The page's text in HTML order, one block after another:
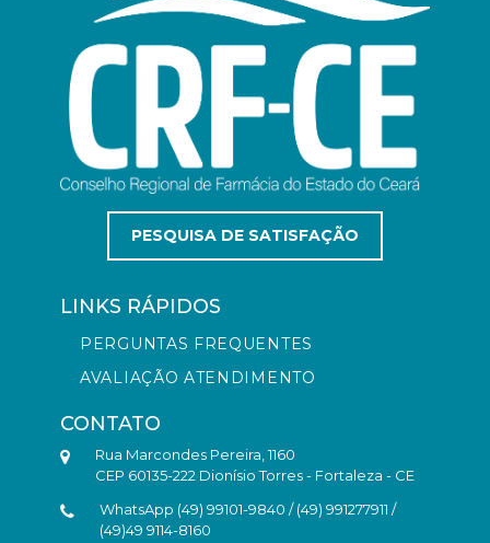
PESQUISA DE SATISFAÇÃO
LINKS RÁPIDOS
PERGUNTAS FREQUENTES
AVALIAÇÃO ATENDIMENTO
CONTATO
Rua Marcondes Pereira, 1160
CEP 60135-222 Dionísio Torres - Fortaleza - CE
WhatsApp (49) 99101-9840 / (49) 991277911 /
(49)49 9114-8160